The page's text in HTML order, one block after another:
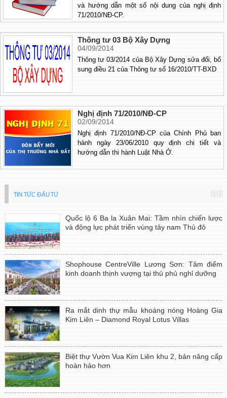
và hướng dẫn một số nội dung của nghị định
71/2010/NĐ-CP.
Thông tư 03 Bộ Xây Dựng
04/09/2014
Thông tư 03/2014 của Bộ Xây Dựng sửa đổi, bổ
sung điều 21 của Thông tư số 16/2010/TT-BXD
Nghị định 71/2010/NĐ-CP
02/09/2014
Nghị định 71/2010/NĐ-CP của Chính Phủ ban
hành ngày 23/06/2010 quy định chi tiết và
hướng dẫn thi hành Luật Nhà Ở.
TIN TỨC ĐẦU TƯ
Quốc lộ 6 Ba la Xuân Mai: Tầm nhìn chiến lược
và động lực phát triển vùng tây nam Thủ đô
Shophouse CentreVille Lương Sơn: Tâm điểm
kinh doanh thịnh vượng tại thủ phủ nghỉ dưỡng
Ra mắt dinh thự mẫu khoáng nóng Hoàng Gia
Kim Liên – Diamond Royal Lotus Villas
Biệt thự Vườn Vua Kim Liên khu 2, bản nâng cấp
hoàn hảo hơn